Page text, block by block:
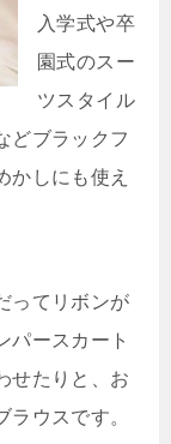
入学式や卒
園式のスー
ツスタイル
どブラックフ
かしにも使え
ってリボンが
ースカート
せたりと、お
ウスです。